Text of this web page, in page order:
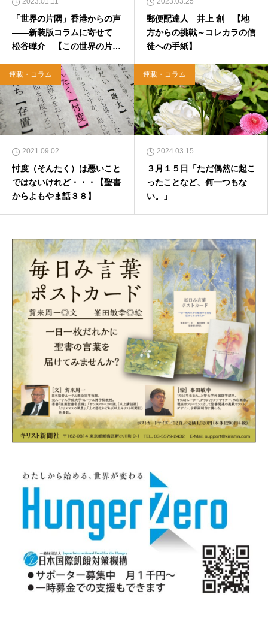
「世界の片隅」香港からの声
――新装版コラムに寄せて
松谷曄介 【この世界の片隅
郵便配達人 井上 創 【地
方からの挑戦～コレカラの信
徒への手紙】
連載・コラム
2021.09.02
忖度（そんたく）は悪いこと
ではないけれど・・・【聖書
からよもやま話３８】
連載・コラム
2024.03.15
３月１５日「ただ偶然に起こ
ったことなど、何一つもな
い。」